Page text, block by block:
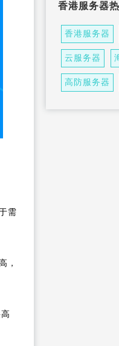
需
，
应用优势
怎么区分香
立香港服务器？
什么是外贸
点？企业购买云
实不用自己再
为什么VPS
此受欢迎？
香港服务器
香港服务器
云服务器
高防服务器